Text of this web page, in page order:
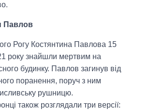
Павлов
Рогу Костянтина Павлова 15
року знайшли мертвим на
будинку. Павлов загинув від
поранення, поруч з ним
рушницю.
також розглядали три версії: